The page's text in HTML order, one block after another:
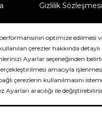
Gizlilik Sözleşmesi